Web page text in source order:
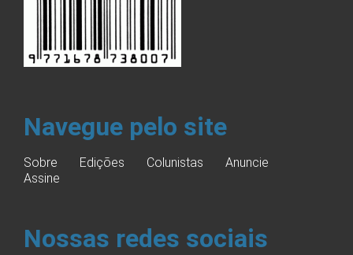
Navegue pelo site
Sobre Edições Colunistas
Anuncie
Assine
Nossas redes sociais